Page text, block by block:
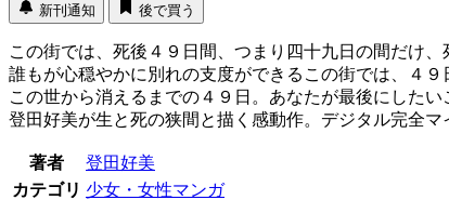
新刊通知 後で買う
この街では、死後４９日間、つまり四十九日の間だけ、
誰もが心穏やかに別れの支度ができるこの街では、
この世から消えるまでの４９日。あなたが最後にしたい
登田好美が生と死の狭間と描く感動作。デジタル完全マ
著者
登田好美
カテゴリ 少女・女性マンガ